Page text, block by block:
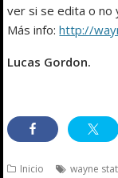
ver si se edita o no
Más info:http://
Lucas Gordon.
Inicio wayne